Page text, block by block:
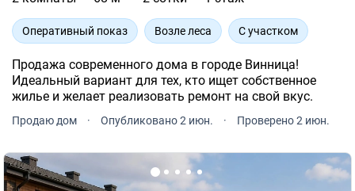
Оперативный показ Возле леса С участком
Продажа современного дома в городе Винница!
Идеальный вариант для тех, кто ищет собственное
жилье и желает реализовать ремонт на свой вкус.
Продаю дом · Опубликовано 2 июн. · Проверено 2 июн.